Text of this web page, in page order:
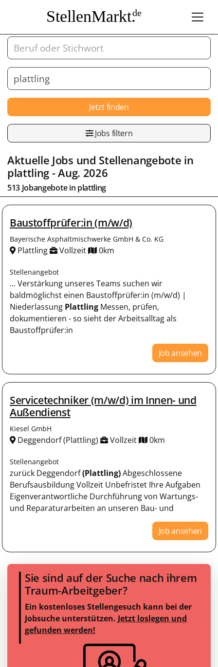
StellenMarkt.de
Jetzt finden
Jobs filtern
Aktuelle Jobs und Stellenangebote in
plattling- Aug. 2026
513 Jobangebote in plattling
Baustoffprüfer:in (m/w/d)
Bayerische Asphaltmischwerke GmbH & Co. KG
Plattling Vollzeit 0km
Stellenangebot
... Verstärkung unseres Teams suchen wir
baldmöglichst einen Baustoffprüfer:in (m/w/d) |
Niederlassung Plattling Messen, prüfen,
dokumentieren - so sieht der Arbeitsalltag als
Baustoffprüfer:in
Job ansehen
Servicetechniker (m/w/d) im Innen- und
Außendienst
Kiesel GmbH
Deggendorf (Plattling) Vollzeit 0km
Stellenangebot
zurück Deggendorf(Plattling)Abgeschlossene
Berufsausbildung Vollzeit Unbefristet Ihre Aufgaben
Eigenverantwortliche Durchführung von Wartungs-
und Reparaturarbeiten an unseren Bau- und
Job ansehen
Sie sind auf der Suche nach ihrem
Traum-Arbeitgeber?
Ein kostenloses Stellengesuch kann bei der
Jobsuche unterstützen. Jetzt loslegen und
gefunden werden!